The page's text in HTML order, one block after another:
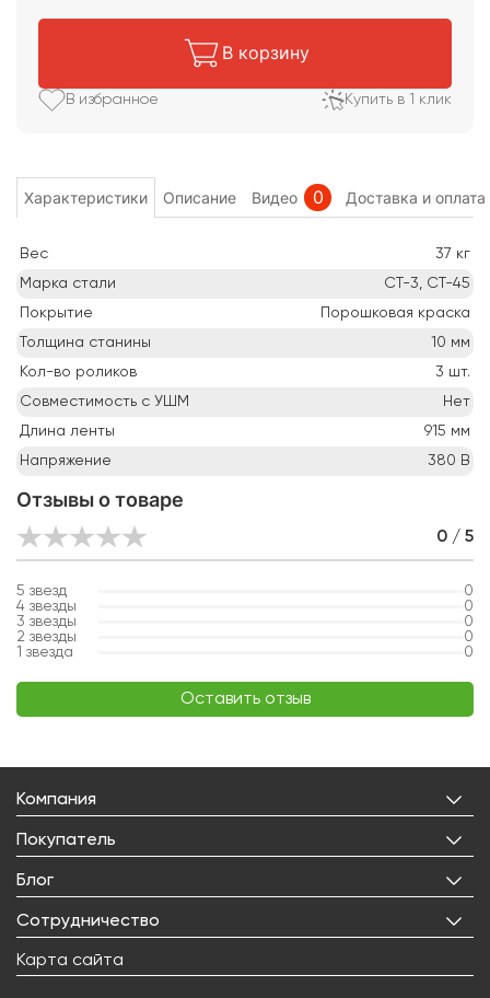
В корзину
В избранное Купить в 1 клик
Характеристики Описание Видео 0 Доставка и оплата
Вес 37 кг
Марка стали
СТ-3, СТ-45
Покрытие
Порошковая краска
Толщина станины
10 мм
Кол-во роликов
3 шт.
Совместимость с УШМ
Нет
Длина ленты
915 мм
Напряжение
380 В
Отзывы о товаре
0 / 5
5 звезд
0
4 звезды
0
3 звезды
0
2 звезды
0
1 звезда 0
Оставить отзыв
Компания
О нас
Реквизиты
Контакты
Покупатель
Личный кабинет
Избранное
Доставка
Блог
Все статьи
Новости
Сотрудничество
Оптовым покупателям
Карта сайта